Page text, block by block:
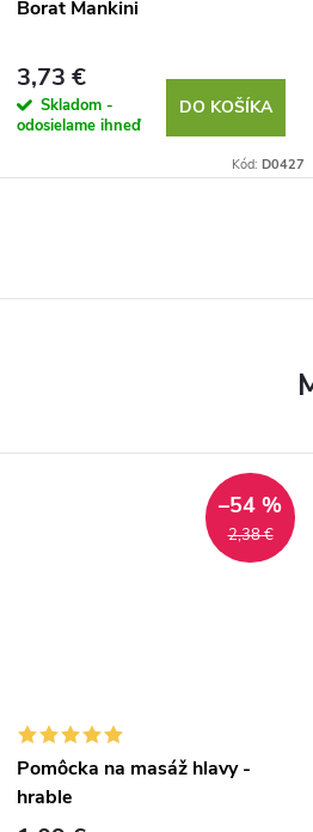
Borat Mankini
3,73 €
Skladom -
odosielame ihneď
DO KOŠÍKA
Kód: D0427
2,38 €
–54 %
Pomôcka na masáž hlavy -
hrable